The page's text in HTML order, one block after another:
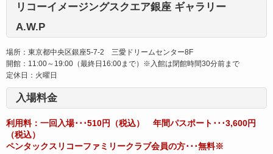
リコーイメージングスクエア銀座 ギャラリー
A.W.P
場所：東京都中央区銀座5-7-2 三愛ドリームセンター8F
開館：11:00～19:00（最終日16:00まで）※入館は閉館時間30分前まで
定休日：火曜日
入場料金
利用料：一回入場･･･510円（税込） 年間パスポート･･･3,600円
（税込）
ペンタックスリコーファミリークラブ会員の方･･･無料※